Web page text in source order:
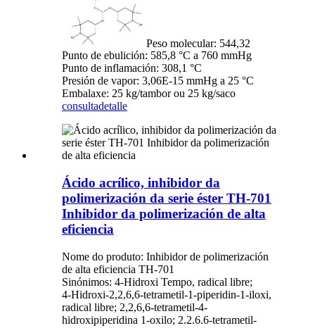
Peso molecular: 544,32
Punto de ebulición: 585,8 °C a 760 mmHg
Punto de inflamación: 308,1 °C
Presión de vapor: 3,06E-15 mmHg a 25 °C
Embalaxe: 25 kg/tambor ou 25 kg/saco
consultadetalle
Ácido acrílico, inhibidor da
polimerización da serie éster TH-701
Inhibidor da polimerización de alta
eficiencia
Nome do produto: Inhibidor de polimerización
de alta eficiencia TH-701
Sinónimos: 4-Hidroxi Tempo, radical libre;
4-Hidroxi-2,2,6,6-tetrametil-1-piperidin-1-iloxi,
radical libre; 2,2,6,6-tetrametil-4-
hidroxipiperidina 1-oxilo; 2.2.6.6-tetrametil-